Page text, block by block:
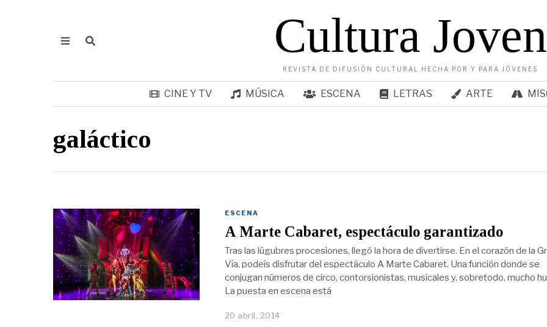
Cultura Joven
REVISTA DE DIFUSIÓN CULTURAL HECHA POR Y PARA JÓVENES
CINE Y TV MÚSICA ESCENA LETRAS ARTE
galáctico
ESCENA
A Marte Cabaret, espectáculo garantizado
Tras las lúgubres procesiones, llegó la hora de divertirse. En el corazón de la
Vía, podeís disfrutar del espectáculo A Marte Cabaret. Una función donde se
conjugan números de circo, contorsionistas, musicales y, sobretodo, mucho
La puesta en escena está
20 abril, 2014